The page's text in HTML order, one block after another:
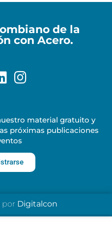
de la
con Acero.
material gratuito y
próximas publicaciones
por Digitalcon